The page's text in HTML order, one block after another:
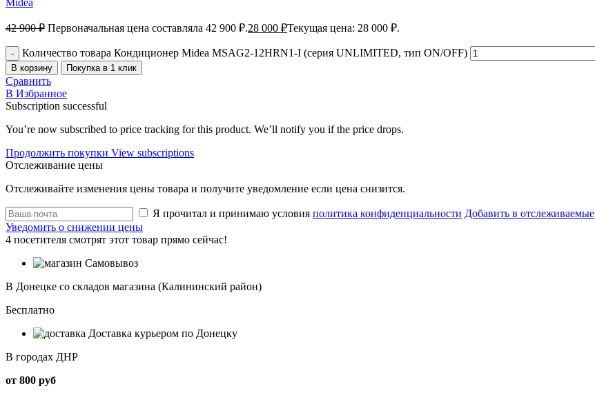
42 900₽ Первоначальная цена составляла 42 900 ₽.28 000 ₽Текущая цена: 28 000 ₽.
Количество товара Кондиционер Midea MSAG2-12HRN1-I (серия UNLIMITED, тип ON/OFF)
В корзину Покупка в 1 клик
Сравнить
В Избранное
Subscription successful
You’re now subscribed to price tracking for this product. We’ll notify you if the price drops.
Продолжить покупки View subscriptions
Отслеживание цены
Отслеживайте изменения цены товара и получите уведомление если цена снизится.
Я прочитал и принимаю условия политика конфиденциальности Добавить в отслеживаемые
Уведомить о снижении цены
4 посетителя смотрят этот товар прямо сейчас!
Самовывоз
В Донецке со складов магазина (Калининский район)
Бесплатно
Доставка курьером по Донецку
В городах ДНР
от 800 руб